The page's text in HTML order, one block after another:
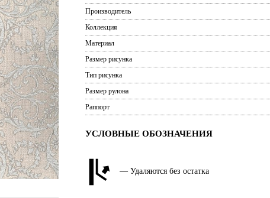
Производитель
Коллекция
Материал
Размер рисунка
Тип рисунка
Размер рулона
Раппорт
УСЛОВНЫЕ ОБОЗНАЧЕНИЯ
— Удаляются без остатка